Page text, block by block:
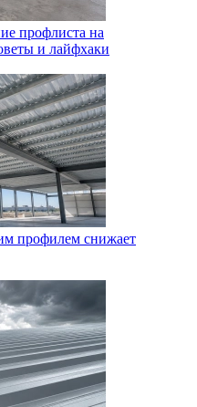
профлиста на
и лайфхаки
профилем снижает